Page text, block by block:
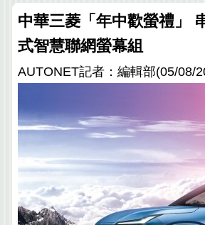
中華三菱「年中歡螢禮」
式智慧聯網螢幕組
AUTONET記者：編輯部(05/08/